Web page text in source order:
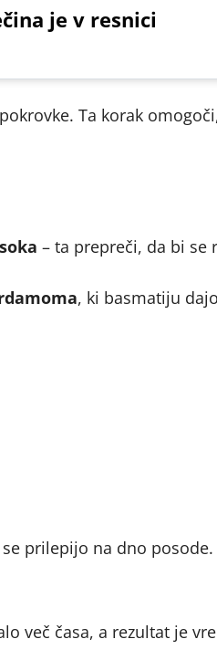
je v resnici
Ta korak
– ta prepreči, da bi se
, ki basmatiju dajo
prilepijo na dno posode.
več časa, a rezultat je